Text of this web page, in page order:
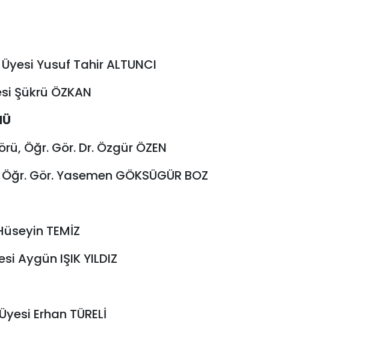
Yusuf Tahir ALTUNCI
Şükrü ÖZKAN
Öğr. Gör. Dr. Özgür ÖZEN
Gör. Yasemen GÖKSÜGÜR BOZ
TEMİZ
Aygün IŞIK YILDIZ
Erhan TÜRELİ